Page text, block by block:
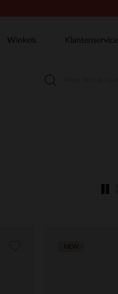
Winkels Klantenservice